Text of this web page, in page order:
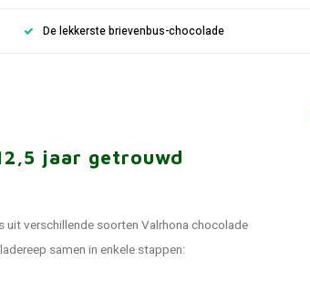
De lekkerste brievenbus-chocolade
jaar getrouwd
verschillende soorten Valrhona chocolade
samen in enkele stappen: